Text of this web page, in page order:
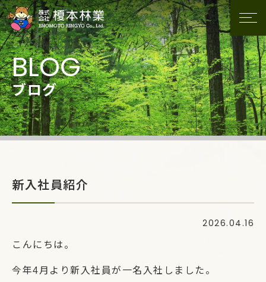
ブログ
新入社員紹介
2026.04.16
こんにちは。
今年4月より新入社員が一名入社しました。